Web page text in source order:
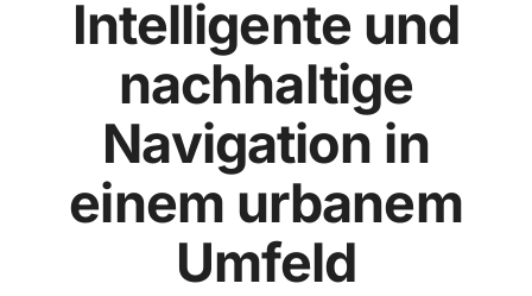
Intelligente und
nachhaltige
Navigation in
einem urbanem
Umfeld